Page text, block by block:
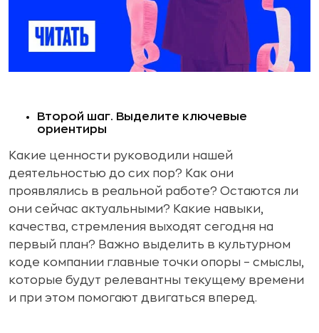
Второй шаг. Выделите ключевые
ориентиры
Какие ценности руководили нашей
деятельностью до сих пор? Как они
проявлялись в реальной работе? Остаются ли
они сейчас актуальными? Какие навыки,
качества, стремления выходят сегодня на
первый план? Важно выделить в культурном
коде компании главные точки опоры – смыслы,
которые будут релевантны текущему времени
и при этом помогают двигаться вперед.